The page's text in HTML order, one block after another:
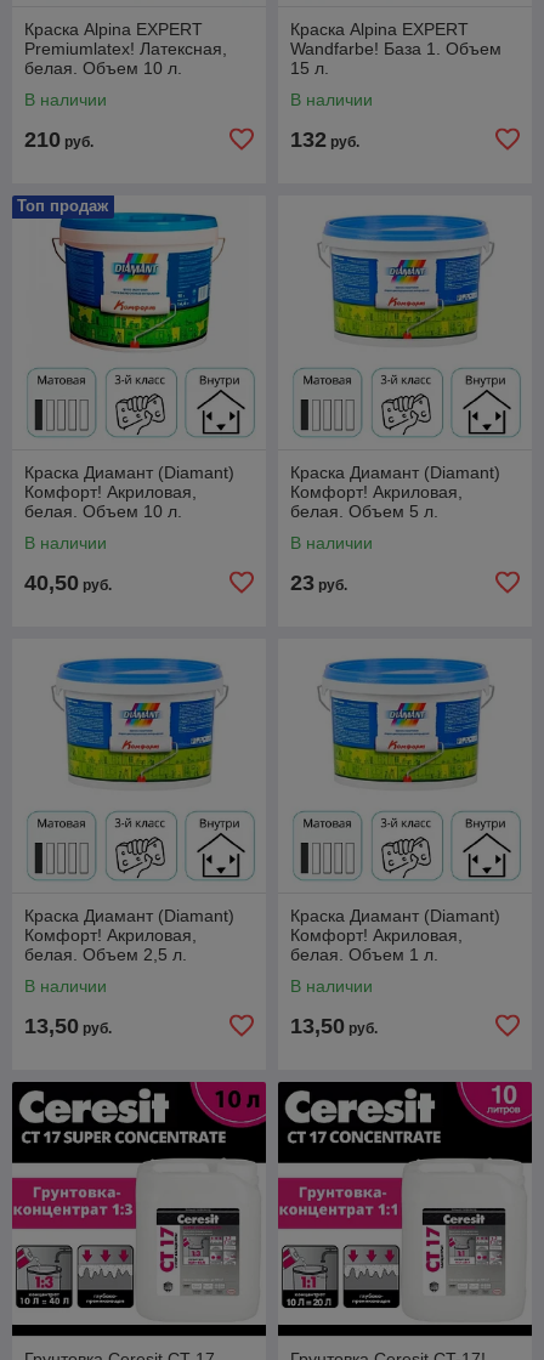
Краска Alpina EXPERT
Premiumlatex! Латексная,
белая. Объем 10 л.
В наличии
210 руб.
Краска Alpina EXPERT
Wandfarbe! База 1. Объем
15 л.
В наличии
132 руб.
Топ продаж
Краска Диамант (Diamant)
Комфорт! Акриловая,
белая. Объем 10 л.
В наличии
40,50 руб.
Краска Диамант (Diamant)
Комфорт! Акриловая,
белая. Объем 5 л.
В наличии
23 руб.
Краска Диамант (Diamant)
Комфорт! Акриловая,
белая. Объем 2,5 л.
В наличии
13,50 руб.
Краска Диамант (Diamant)
Комфорт! Акриловая,
белая. Объем 1 л.
В наличии
13,50 руб.